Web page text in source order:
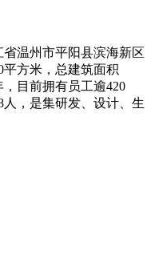
温州市平阳县滨海新区
平方米，总建筑面积
，目前拥有员工逾420
，是集研发、设计、生